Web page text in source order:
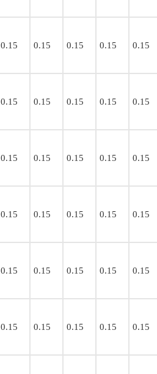
0.15 0.15 0.15 0.15 0.15
0.15 0.15 0.15 0.15 0.15
0.15 0.15 0.15 0.15 0.15
0.15 0.15 0.15 0.15 0.15
0.15 0.15 0.15 0.15 0.15
0.15 0.15 0.15 0.15 0.15